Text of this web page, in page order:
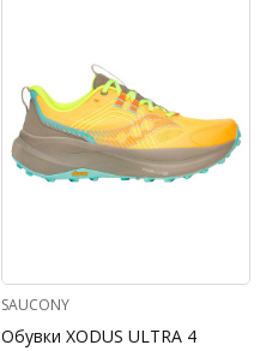
SAUCONY
Обувки XODUS ULTRA 4